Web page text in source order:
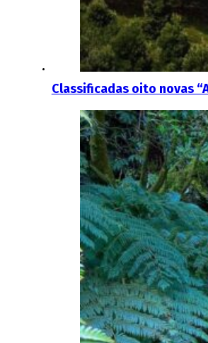
Classificadas oito novas